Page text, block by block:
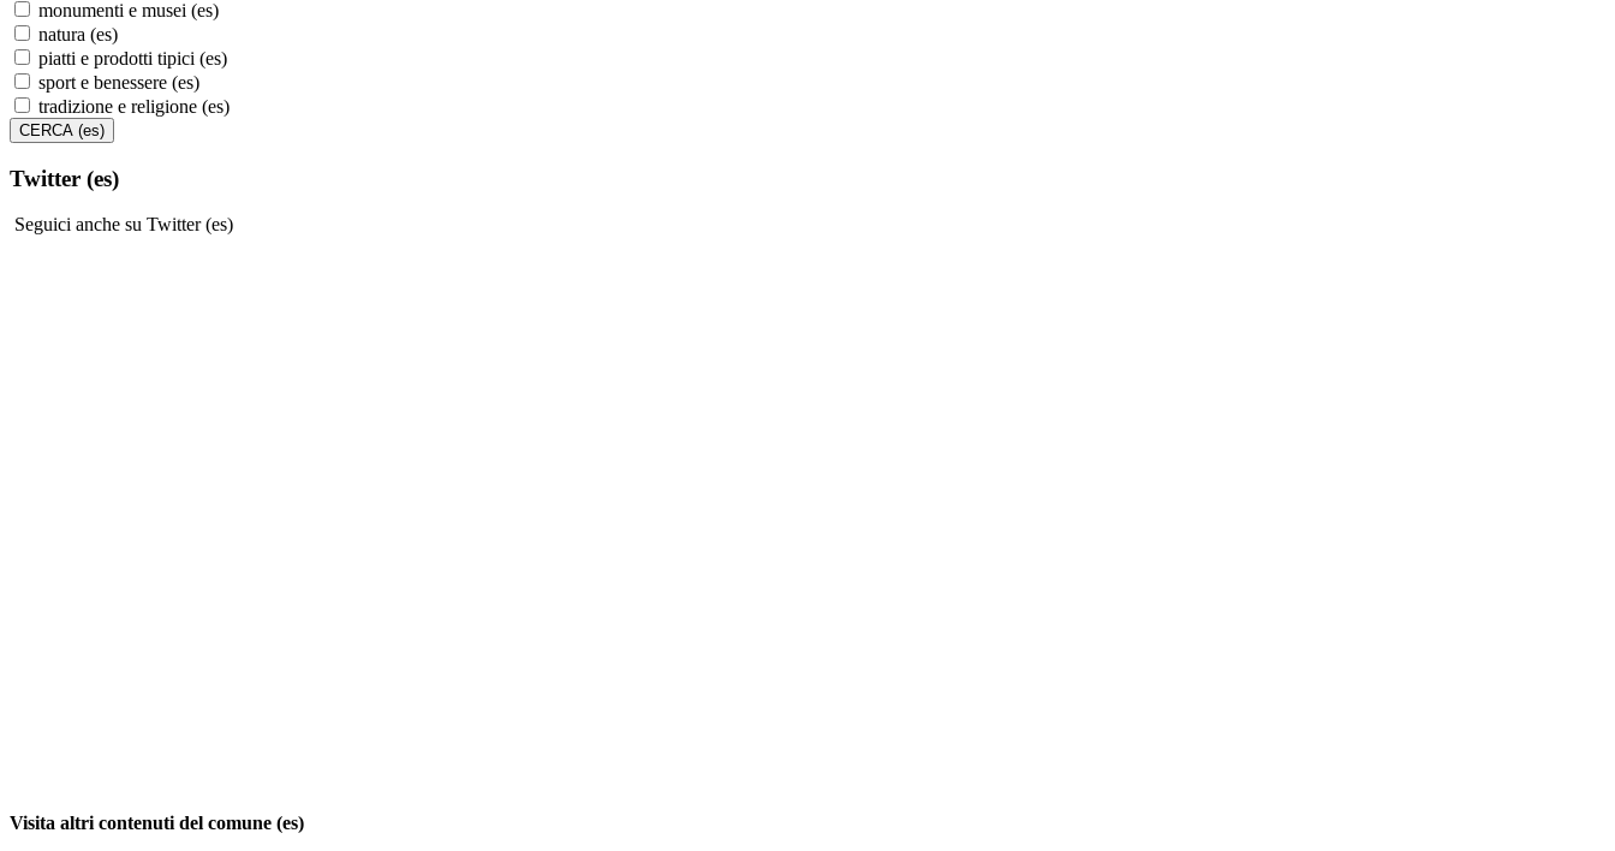
monumenti e musei (es)
natura (es)
piatti e prodotti tipici (es)
sport e benessere (es)
tradizione e religione (es)
Twitter (es)
Seguici anche su Twitter (es)
Visita altri contenuti del comune (es)